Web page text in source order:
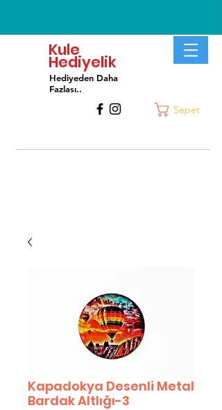
Kule
Hediyelik
Hediyeden Daha
Fazlası..
Sepet
Kapadokya Desenli Metal
Bardak Altlığı-3